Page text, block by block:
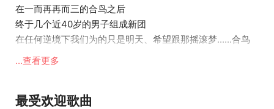
在一而再再而三的合鸟之后
终于几个近40岁的男子组成新团
在任何逆境下我们为的只是明天、希望跟那摇滚梦......合鸟
只是成长过程
...查看更多
最受欢迎歌曲